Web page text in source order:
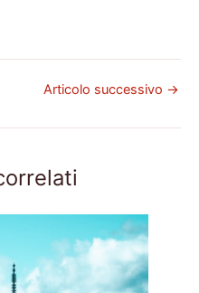
Articolo successivo →